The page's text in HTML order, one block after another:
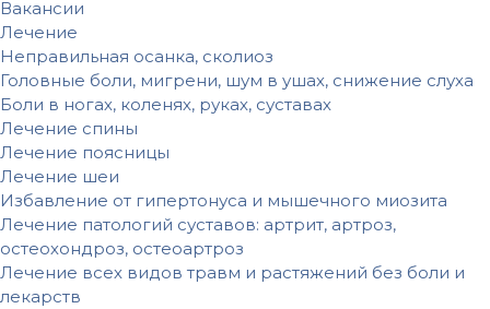
Вакансии
Лечение
Неправильная осанка, сколиоз
Головные боли, мигрени, шум в ушах, снижение слуха
Боли в ногах, коленях, руках, суставах
Лечение спины
Лечение поясницы
Лечение шеи
Избавление от гипертонуса и мышечного миозита
Лечение патологий суставов: артрит, артроз,
остеохондроз, остеоартроз
Лечение всех видов травм и растяжений без боли и
лекарств